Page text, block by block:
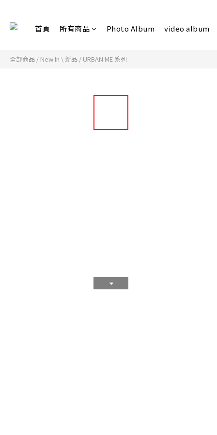
首頁 所有商品 Photo Album video album
全部商品 / New In \ 新品 / URBAN ME 系列